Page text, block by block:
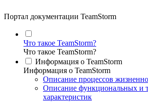
Портал документации TeamStorm
Что такое TeamStorm?
Что такое TeamStorm?
Информация о TeamStorm
Информация о TeamStorm
Описание процессов
Описание функциональных и
характеристик